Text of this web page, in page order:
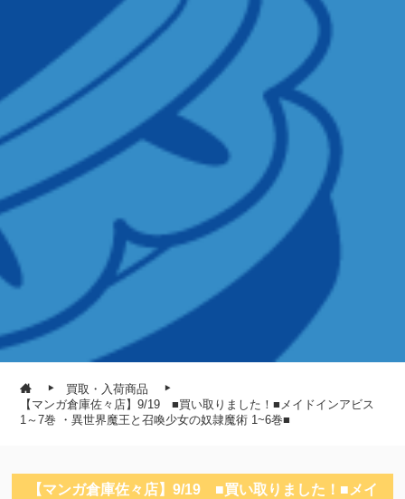
買取・入荷商品
【マンガ倉庫佐々店】9/19 ■買い取りました！■メイドインアビス
1～7巻 ・異世界魔王と召喚少女の奴隷魔術 1~6巻■
【マンガ倉庫佐々店】9/19 ■買い取りました！■メイ